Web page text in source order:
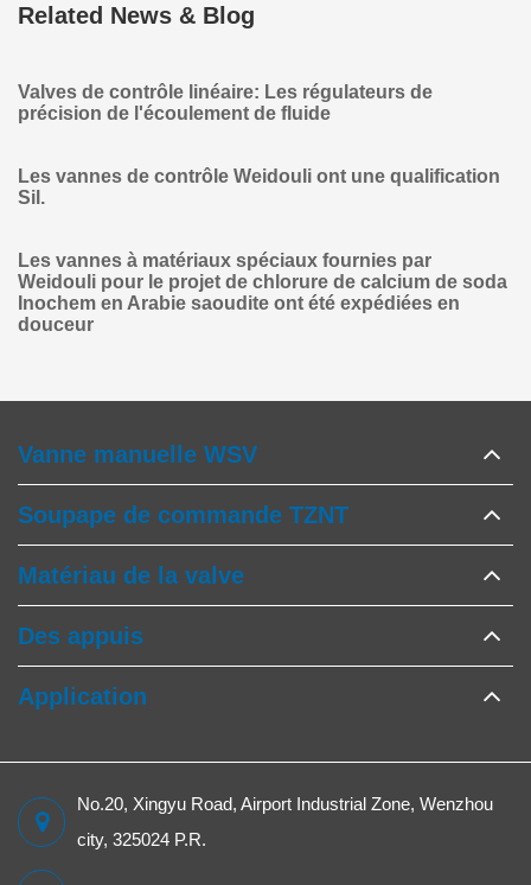
Related News & Blog
Valves de contrôle linéaire: Les régulateurs de
précision de l'écoulement de fluide
Les vannes de contrôle Weidouli ont une qualification
Sil.
Les vannes à matériaux spéciaux fournies par
Weidouli pour le projet de chlorure de calcium de soda
Inochem en Arabie saoudite ont été expédiées en
douceur
Vanne manuelle WSV
Soupape de commande TZNT
Matériau de la valve
Des appuis
Application
No.20, Xingyu Road, Airport Industrial Zone, Wenzhou
city, 325024 P.R.